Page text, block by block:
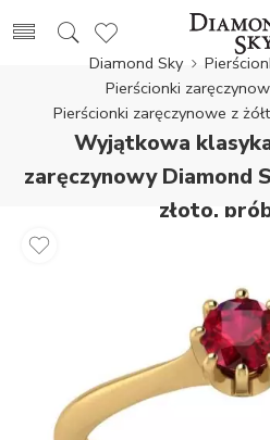
Diamond Sky
Pierścionki
Pierścionki zaręczynowe z
Wyjątkowa
zaręczynowy Diamond
złoto,